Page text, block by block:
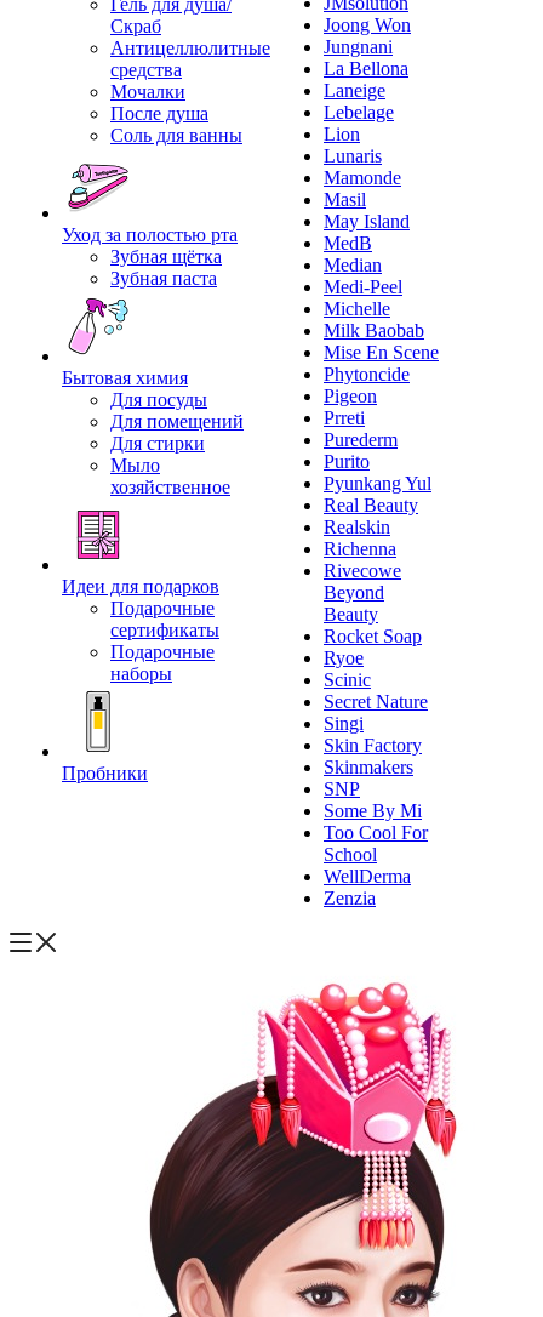
Гель для душа/
Скраб
Антицеллюлитные
средства
Мочалки
После душа
Соль для ванны
Уход за полостью рта
Зубная щётка
Зубная паста
Бытовая химия
Для посуды
Для помещений
Для стирки
Мыло
хозяйственное
Идеи для подарков
Подарочные
сертификаты
Подарочные
наборы
Пробники
Joong Won
Jungnani
La Bellona
Laneige
Lebelage
Lion
Lunaris
Mamonde
Masil
May Island
MedB
Median
Medi-Peel
Michelle
Milk Baobab
Mise En Scene
Phytoncide
Pigeon
Prreti
Purederm
Purito
Pyunkang Yul
Real Beauty
Realskin
Richenna
Rivecowe
Beyond
Beauty
Rocket Soap
Ryoe
Scinic
Secret Nature
Singi
Skin Factory
Skinmakers
SNP
Some By Mi
Too Cool For
School
WellDerma
Zenzia